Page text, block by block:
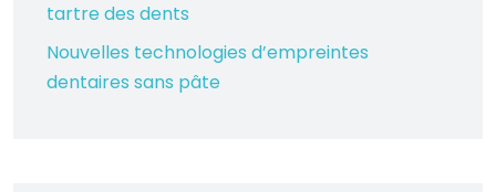
tartre des dents
Nouvelles technologies d’empreintes
dentaires sans pâte